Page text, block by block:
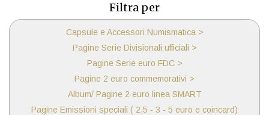
Filtra per
Capsule e Accessori Numismatica >
Pagine Serie Divisionali ufficiali >
Pagine Serie euro FDC >
Pagine 2 euro commemorativi >
Album/ Pagine 2 euro linea SMART
Pagine Emissioni speciali ( 2,5 - 3 - 5 euro e coincard)